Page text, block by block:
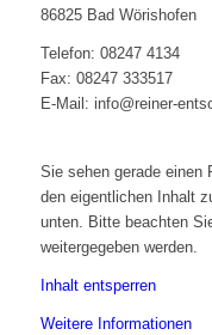
86825 Bad Wörishofen
Telefon: 08247 4134
Fax: 08247 333517
E-Mail: info@reiner-
Sie sehen gerade einen
den eigentlichen Inhalt
unten. Bitte beachten
weitergegeben werden.
Inhalt entsperren
Weitere Informationen